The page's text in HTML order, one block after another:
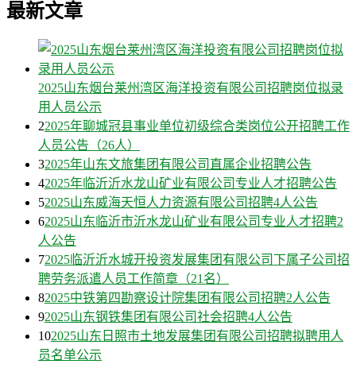
最新文章
2025山东烟台莱州湾区海洋投资有限公司招聘岗位拟录
用人员公示
22025年聊城冠县事业单位初级综合类岗位公开招聘工作
人员公告（26人）
32025年山东文旅集团有限公司直属企业招聘公告
42025年临沂沂水龙山矿业有限公司专业人才招聘公告
52025山东威海天恒人力资源有限公司招聘4人公告
62025山东临沂市沂水龙山矿业有限公司专业人才招聘2
人公告
72025临沂沂水城开投资发展集团有限公司下属子公司招
聘劳务派遣人员工作简章（21名）
82025中铁第四勘察设计院集团有限公司招聘2人公告
92025山东钢铁集团有限公司社会招聘4人公告
102025山东日照市土地发展集团有限公司招聘拟聘用人
员名单公示